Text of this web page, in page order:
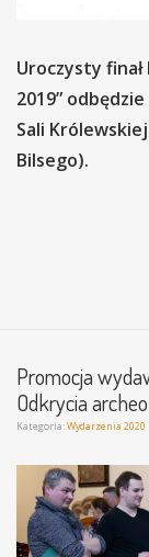
Uroczysty
2019”
Sali
Bilsego).
Promocja
Odkrycia
Kategoria:Wydarzenia 2020